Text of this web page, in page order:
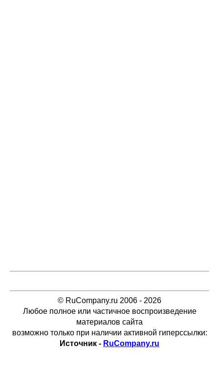
© RuCompany.ru 2006 - 2026
Любое полное или частичное воспроизведение
материалов сайта
возможно только при наличии активной гиперссылки:
Источник - RuCompany.ru